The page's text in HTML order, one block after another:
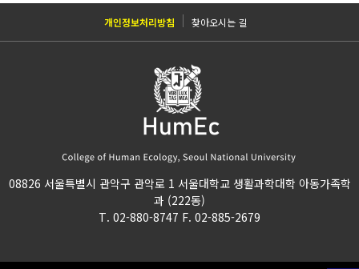
개인정보처리방침 찾아오시는 길
08826 서울특별시 관악구 관악로 1 서울대학교 생활과학대학 아동가족학
과 (222동)
T. 02-880-8747 F. 02-885-2679